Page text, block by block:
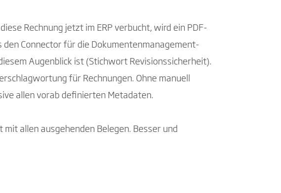
Rechnung jetzt im ERP verbucht, wird ein PDF-
den Connector für die Dokumentenmanagement-
Augenblick ist (Stichwort Revisionssicherheit).
für Rechnungen. Ohne manuell
allen vorab definierten Metadaten.
allen ausgehenden Belegen. Besser und